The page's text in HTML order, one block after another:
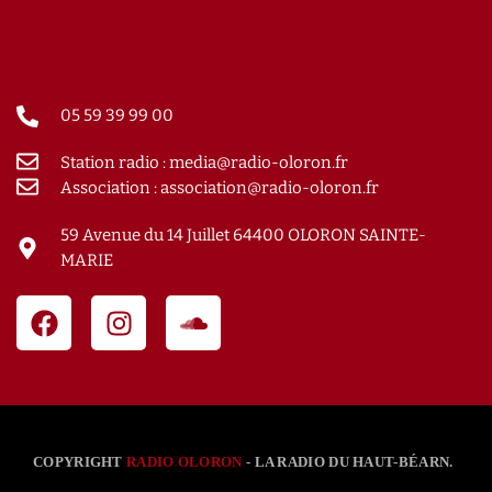
05 59 39 99 00
Station radio : media@radio-oloron.fr
Association : association@radio-oloron.fr
59 Avenue du 14 Juillet 64400 OLORON SAINTE-
MARIE
COPYRIGHTRADIO OLORON - LA RADIO DU HAUT-BÉARN.